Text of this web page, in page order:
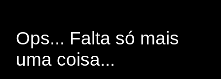
Ops... Falta só mais
uma coisa...